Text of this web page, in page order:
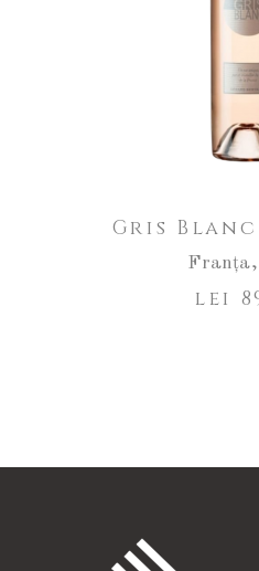
Gris Blanc
Franța,
lei